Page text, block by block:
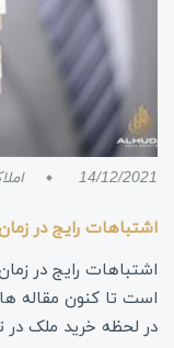
14/12/2021
اشتباهات رایج در
اشتباهات رایج در
است تا کنون
در لحظه خرید ملک در